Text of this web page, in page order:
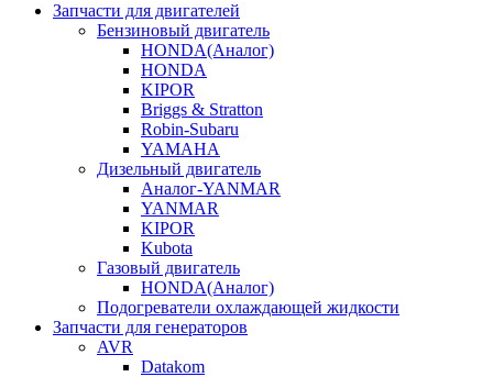
Запчасти для двигателей
Бензиновый двигатель
HONDA(Aналог)
HONDA
KIPOR
Briggs & Stratton
Robin-Subaru
YAMAHA
Дизельный двигатель
Аналог-YANMAR
YANMAR
KIPOR
Kubota
Газовый двигатель
HONDA(Aналог)
Подогреватели охлаждающей жидкости
Запчасти для генераторов
AVR
Datakom